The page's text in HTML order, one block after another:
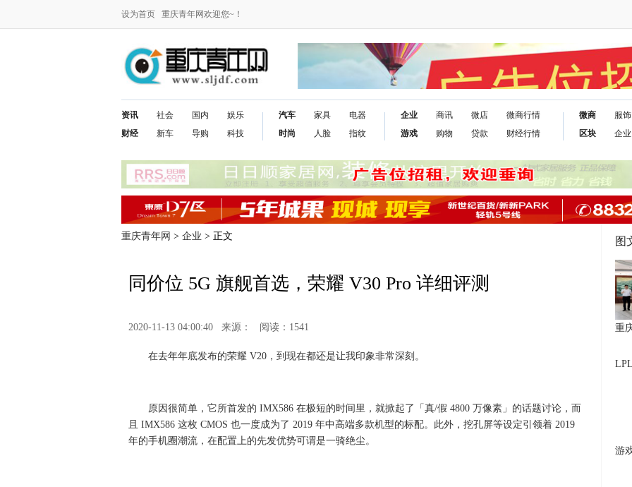
设为首页 重庆青年网欢迎您~！
资讯
财经
社会
新车
国内
导购
娱乐
科技
汽车
时尚
家具
人脸
电器
指纹
企业
游戏
商讯
购物
微店
贷款
微商行情
财经行情
微商
区块
服饰
企业
重庆青年网 > 企业 > 正文
同价位 5G 旗舰首选，荣耀 V30 Pro 详细评测
2020-11-13 04:00:40 来源： 阅读：1541
在去年年底发布的荣耀 V20，到现在都还是让我印象非常深刻。
原因很简单，它所首发的 IMX586 在极短的时间里，就掀起了「真/假 4800 万像素」的话题讨论，而
且 IMX586 这枚 CMOS 也一度成为了 2019 年中高端多款机型的标配。此外，挖孔屏等设定引领着 2019
年的手机圈潮流，在配置上的先发优势可谓是一骑绝尘。
图
重
游